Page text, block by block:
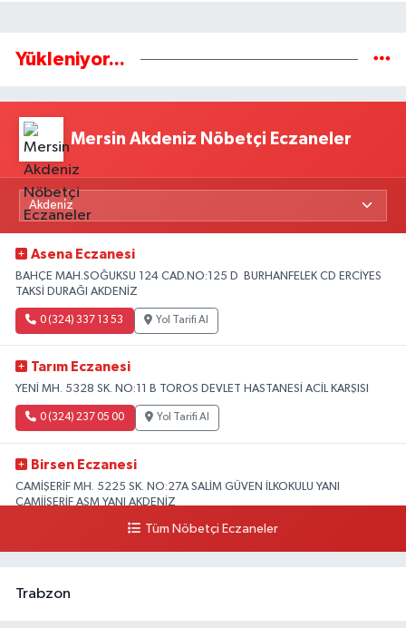
Yükleniyor...
Mersin Akdeniz Nöbetçi Eczaneler
Asena Eczanesi
BAHÇE MAH.SOĞUKSU 124 CAD.NO:125 D BURHANFELEK CD ERCİYES
TAKSİ DURAĞI AKDENİZ
0 (324) 337 13 53 Yol Tarifi Al
Tarım Eczanesi
YENİ MH. 5328 SK. NO:11 B TOROS DEVLET HASTANESİ ACİL KARŞISI
0 (324) 237 05 00 Yol Tarifi Al
Birsen Eczanesi
CAMİŞERİF MH. 5225 SK. NO:27A SALİM GÜVEN İLKOKULU YANI
CAMİİŞERİF ASM YANI AKDENİZ
Yol Tarifi Al
Tüm Nöbetçi Eczaneler
Trabzon